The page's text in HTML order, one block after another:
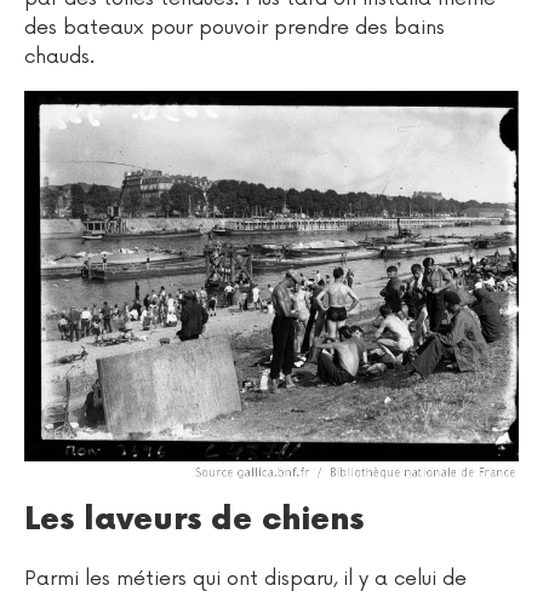
des bateaux pour pouvoir prendre des bains
chauds.
Les laveurs de chiens
Parmi les métiers qui ont disparu, il y a celui de